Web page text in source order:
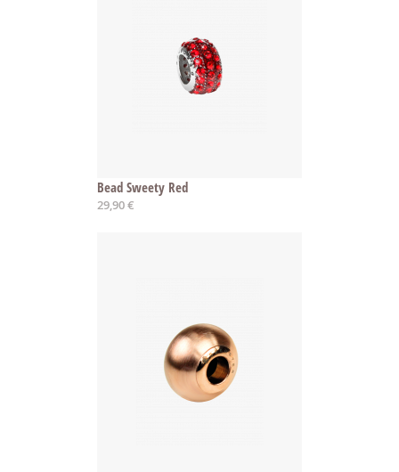
Bead Sweety Red
29,90 €